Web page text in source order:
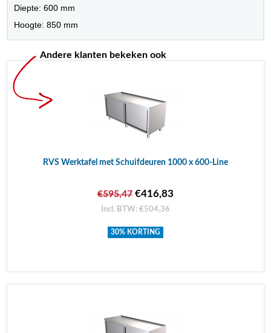
Diepte: 600 mm
Hoogte: 850 mm
Andere klanten bekeken ook
RVS Werktafel met Schuifdeuren 1000 x 600-Line
€595,47 €416,83
Incl. BTW: €504,36
30% KORTING